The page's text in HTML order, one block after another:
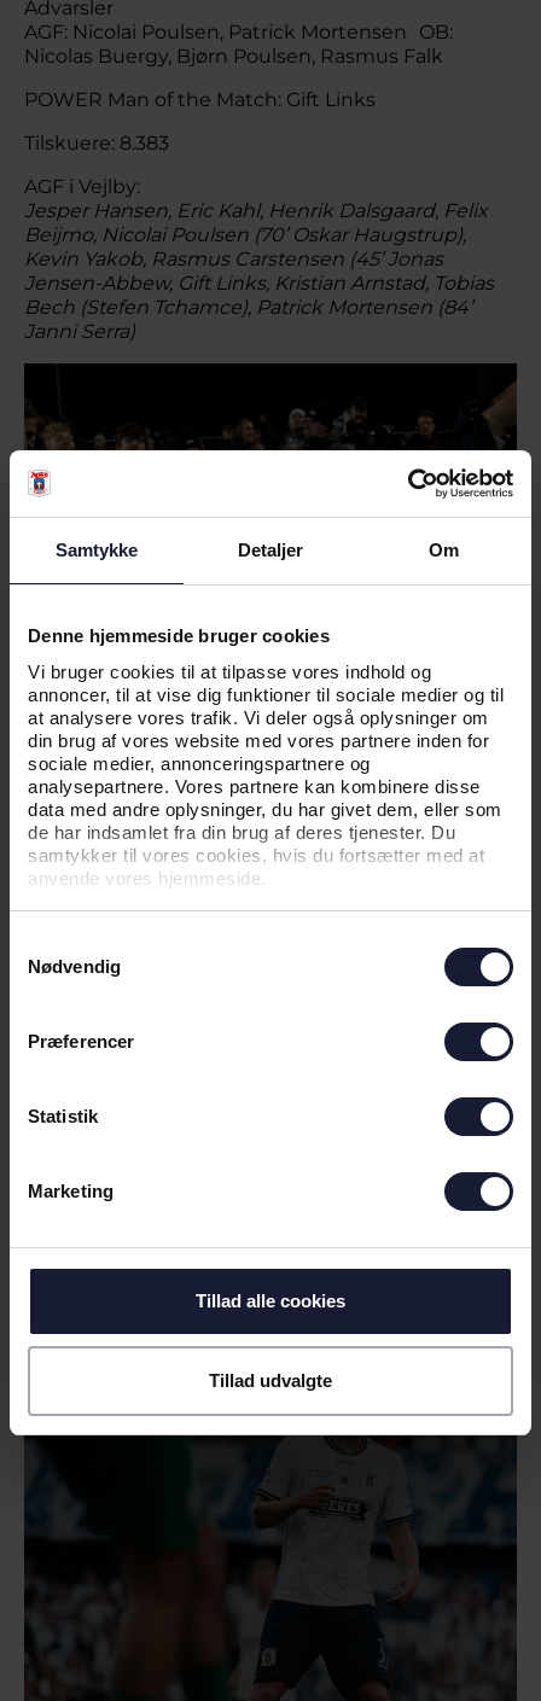
Samtykke Detaljer Om
Denne hjemmeside bruger cookies
Vi bruger cookies til at tilpasse vores indhold og
annoncer, til at vise dig funktioner til sociale medier og til
at analysere vores trafik. Vi deler også oplysninger om
din brug af vores website med vores partnere inden for
sociale medier, annonceringspartnere og
analysepartnere. Vores partnere kan kombinere disse
data med andre oplysninger, du har givet dem, eller som
de har indsamlet fra din brug af deres tjenester. Du
samtykker til vores cookies, hvis du fortsætter med at
anvende vores hjemmeside.
Nødvendig
Præferencer
Statistik
Marketing
Tillad alle cookies
Tillad udvalgte
Advarsler
AGF: Nicolai Poulsen, Patrick Mortensen OB:
Nicolas Buergy, Bjørn Poulsen, Rasmus Falk
POWER Man of the Match: Gift Links
Tilskuere: 8.383
AGF i Vejlby:
Jesper Hansen, Eric Kahl, Henrik Dalsgaard, Felix
Beijmo, Nicolai Poulsen (70’ Oskar Haugstrup),
Kevin Yakob, Rasmus Carstensen (45’ Jonas
Jensen-Abbew, Gift Links, Kristian Arnstad, Tobias
Bech (Stefen Tchamce), Patrick Mortensen (84’
Janni Serra)
SEJR GIVER GOD TRO INDEN